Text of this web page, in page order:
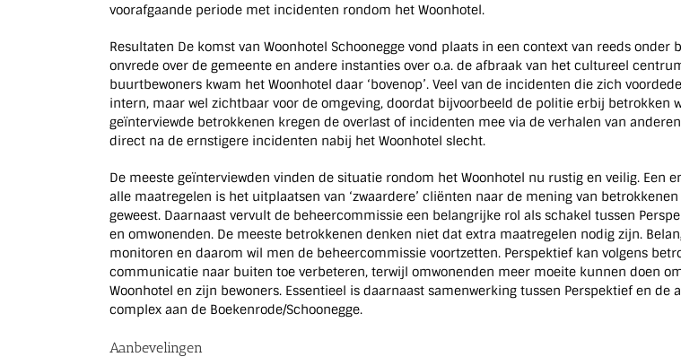
voorafgaande periode met incidenten rondom het Woonhotel.
Resultaten De komst van Woonhotel Schoonegge vond plaats in een context van reeds onder
onvrede over de gemeente en andere instanties over o.a. de afbraak van het cultureel
buurtbewoners kwam het Woonhotel daar ‘bovenop’. Veel van de incidenten die zich
intern, maar wel zichtbaar voor de omgeving, doordat bijvoorbeeld de politie erbij betrokken
geïnterviewde betrokkenen kregen de overlast of incidenten mee via de verhalen van
direct na de ernstigere incidenten nabij het Woonhotel slecht.
De meeste geïnterviewden vinden de situatie rondom het Woonhotel nu rustig en veilig. Een
alle maatregelen is het uitplaatsen van ‘zwaardere’ cliënten naar de mening van
geweest. Daarnaast vervult de beheercommissie een belangrijke rol als schakel tussen
en omwonenden. De meeste betrokkenen denken niet dat extra maatregelen nodig zijn.
monitoren en daarom wil men de beheercommissie voortzetten. Perspektief kan volgens
communicatie naar buiten toe verbeteren, terwijl omwonenden meer moeite kunnen doen
Woonhotel en zijn bewoners. Essentieel is daarnaast samenwerking tussen Perspektief en de
complex aan de Boekenrode/Schoonegge.
Aanbevelingen